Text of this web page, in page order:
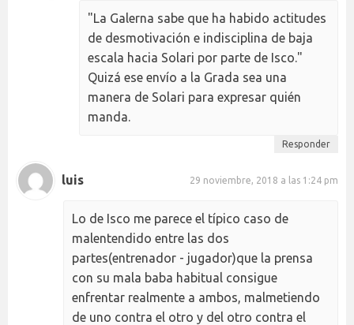
"La Galerna sabe que ha habido actitudes
de desmotivación e indisciplina de baja
escala hacia Solari por parte de Isco."
Quizá ese envío a la Grada sea una
manera de Solari para expresar quién
manda.
Responder
luis 29 noviembre, 2018 a las 1:24 pm
Lo de Isco me parece el típico caso de
malentendido entre las dos
partes(entrenador - jugador)que la prensa
con su mala baba habitual consigue
enfrentar realmente a ambos, malmetiendo
de uno contra el otro y del otro contra el